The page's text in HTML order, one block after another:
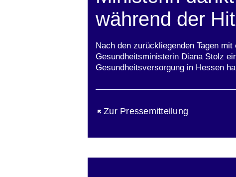
während der
Nach den zurückliegenden Tagen
Gesundheitsministerin Diana Stolz
Gesundheitsversorgung in Hessen
Zur Pressemitteilung
Öffnet sich in einem neuen Fenster